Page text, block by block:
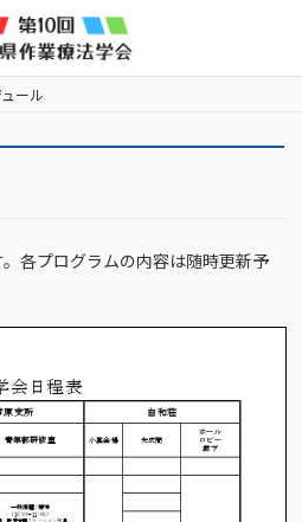
ール
各プログラムの内容は随時更新予